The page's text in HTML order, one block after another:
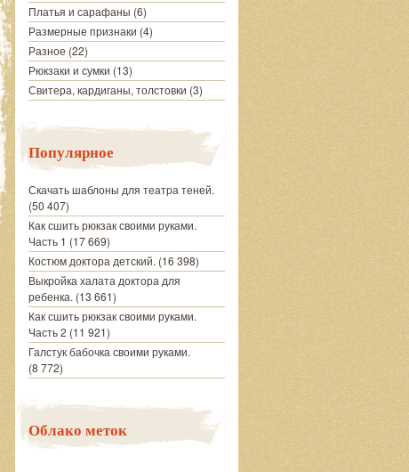
Платья и сарафаны (6)
Размерные признаки (4)
Разное (22)
Рюкзаки и сумки (13)
Свитера, кардиганы, толстовки (3)
Популярное
Скачать шаблоны для театра теней.
(50 407)
Как сшить рюкзак своими руками.
Часть 1 (17 669)
Костюм доктора детский. (16 398)
Выкройка халата доктора для
ребенка. (13 661)
Как сшить рюкзак своими руками.
Часть 2 (11 921)
Галстук бабочка своими руками.
(8 772)
Облако меток